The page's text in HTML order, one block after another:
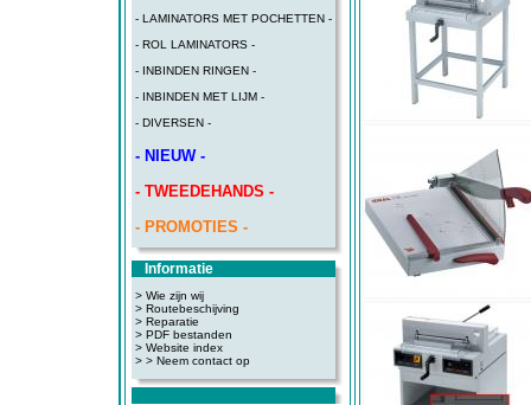
- LAMINATORS MET POCHETTEN -
- ROL LAMINATORS -
- INBINDEN RINGEN -
- INBINDEN MET LIJM -
- DIVERSEN -
- NIEUW -
- TWEEDEHANDS -
- PROMOTIES -
Informatie
> Wie zijn wij
> Routebeschijving
> Reparatie
> PDF bestanden
> Website index
> > Neem contact op